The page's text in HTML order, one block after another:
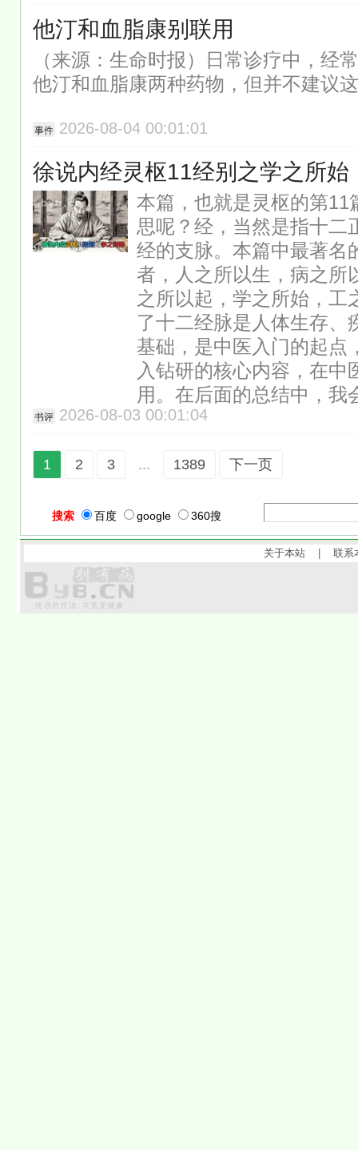
他汀和血脂康别联用
（来源：生命时报）日常诊疗中，经
他汀和血脂康两种药物，但并不建议
事件 2026-08-04 00:01:01
徐说内经灵枢11经别之学之所始
本篇，也就是灵枢的第11
思呢？经，当然是指十二
经的支脉。本篇中最著名
者，人之所以生，病之所
之所以起，学之所始，工
了十二经脉是人体生存、
基础，是中医入门的起点
入钻研的核心内容，在中
用。在后面的总结中，我
书评 2026-08-03 00:01:04
1 2 3 ... 1389 下一页
搜索 百度 google 360搜
关于本站 |联系